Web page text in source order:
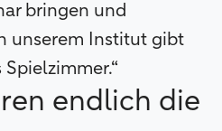
bringen und
unserem Institut gibt
endlich die